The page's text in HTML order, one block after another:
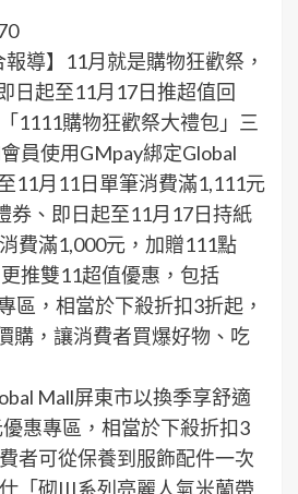
報導】11月就是購物狂歡祭，
日起至11月17日推超值回
1111購物狂歡祭大禮包」三
員使用GMpay綁定Global
11月11日單筆消費滿1,111元
券、即日起至11月17日持紙
費滿1,000元，加贈111點
推雙11超值優惠，包括
區，相當於下殺折扣3折起，
購，讓消費者買爆好物、吃
Mall屏東市以換季享舒適
惠專區，相當於下殺折扣3
者可從保養到服飾配件一次
「砌III系列亮麗人氣米蘭帶